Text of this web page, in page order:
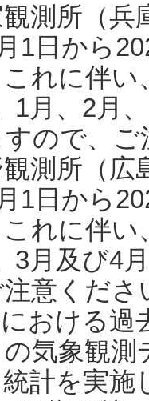
測所（
1日から
れに伴い
1月、2月
ので、
測所（
1日から
れに伴い
3月及び4
意くだ
おける過
の気象観
計を実